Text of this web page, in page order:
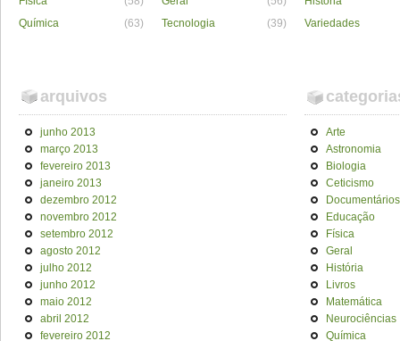
Química
(63) Tecnologia (39) Variedades
arquivos
junho 2013
março 2013
fevereiro 2013
janeiro 2013
dezembro 2012
novembro 2012
setembro 2012
agosto 2012
julho 2012
junho 2012
maio 2012
abril 2012
fevereiro 2012
Arte
Astronomia
Biologia
Ceticismo
Documentários
Educação
Física
Geral
História
Livros
Matemática
Neurociências
Química